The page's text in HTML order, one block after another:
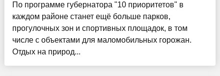
По программе губернатора "10 приоритетов" в
каждом районе станет ещё больше парков,
прогулочных зон и спортивных площадок, в том
числе с объектами для маломобильных горожан.
Отдых на природ...